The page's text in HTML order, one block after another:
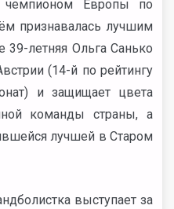
чемпионом Европы по
признавалась лучшим
39-летняя Ольга Санько
(14-й по рейтингу
и защищает цвета
команды страны, а
лучшей в Старом
выступает за